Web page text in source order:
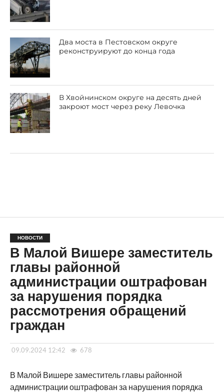
Два моста в Пестовском округе
реконструируют до конца года
В Хвойнинском округе на десять дней
закроют мост через реку Левочка
НОВОСТИ
В Малой Вишере заместитель
главы районной
администрации оштрафован
за нарушения порядка
рассмотрения обращений
граждан
09.09.2024 12:42 678
В Малой Вишере заместитель главы районной
администрации оштрафован за нарушения порядка